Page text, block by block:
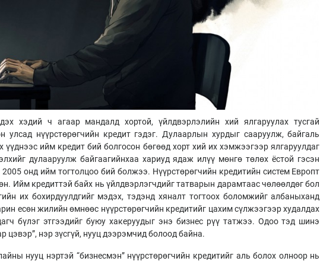
хэдий ч агаар мандалд хортой, үйлдвэрлэлийн хий ялгаруулах тусгай
улсад нүүрстөрөгчийн кредит гэдэг. Дулаарлын хурдыг сааруулж, байгаль
үүднээс ийм кредит бий болгосон бөгөөд хорт хий их хэмжээгээр ялгаруулдаг
дулааруулж байгаагийнхаа хариуд ядаж илүү мөнгө төлөх ёстой гэсэн
2005 онд ийм тогтолцоо бий болжээ. Нүүрстөрөгчийн кредитийн систем Европт
Ийм кредиттэй байх нь үйлдвэрлэгчдийг татварын дарамтаас чөлөөлдөг бол
их бохирдуулдгийг мэдэх, тэдэнд хяналт тогтоох боломжийг албаныханд
есөн жилийн өмнөөс нүүрстөрөгчийн кредитийг цахим сүлжээгээр худалдах
бүлэг этгээдийг буюу хакеруудыг энэ бизнес рүү татжээ. Одоо тэд шинэ
цэвэр”, нэр зүсгүй, нууц дээрэмчид болоод байна.
нууц нэртэй “бизнесмэн” нүүрстөрөгчийн кредитийг аль болох олноор нь